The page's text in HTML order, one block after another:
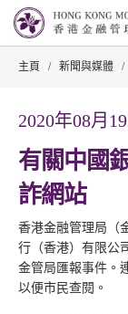
主頁 / 新聞與媒體 /
2020年08月19
有關中國
詐網站
香港金融管理局（
行（香港）有限公
金管局匯報事件。
以便市民查閱。